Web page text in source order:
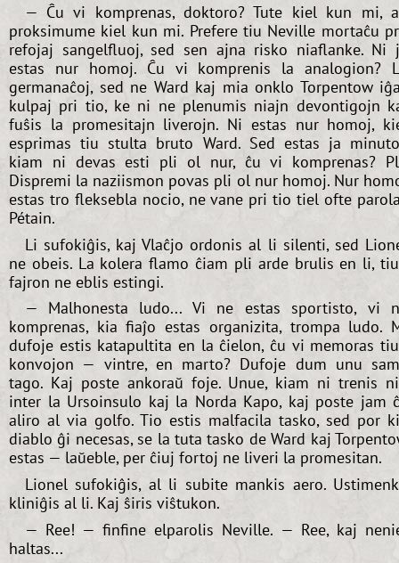
— Ĉu vi komprenas, doktoro? Tute kiel kun mi,
proksimume kiel kun mi. Prefere tiu Neville mortaĉu
refojaj sangelfluoj, sed sen ajna risko niaflanke. Ni
estas nur homoj. Ĉu vi komprenis la analogion?
germanaĉoj, sed ne Ward kaj mia onklo Torpentow
kulpaj pri tio, ke ni ne plenumis niajn devontigojn
fuŝis la promesitajn liverojn. Ni estas nur homoj,
esprimas tiu stulta bruto Ward. Sed estas ja
kiam ni devas esti pli ol nur, ĉu vi komprenas?
Dispremi la naziismon povas pli ol nur homoj. Nur
estas tro fleksebla nocio, ne vane pri tio tiel ofte
Pétain.
Li sufokiĝis, kaj Vlaĉjo ordonis al li silenti, sed
ne obeis. La kolera flamo ĉiam pli arde brulis en li,
fajron ne eblis estingi.
— Malhonesta ludo... Vi ne estas sportisto, vi
komprenas, kia fiaĵo estas organizita, trompa ludo.
dufoje estis katapultita en la ĉielon, ĉu vi memoras
konvojon — vintre, en marto? Dufoje dum unu
tago. Kaj poste ankoraŭ foje. Unue, kiam ni trenis
inter la Ursoinsulo kaj la Norda Kapo, kaj poste jam
aliro al via golfo. Tio estis malfacila tasko, sed por
diablo ĝi necesas, se la tuta tasko de Ward kaj
estas — laŭeble, per ĉiuj fortoj ne liveri la promesitan.
Lionel sufokiĝis, al li subite mankis aero.
kliniĝis al li. Kaj ŝiris viŝtukon.
— Ree! — finfine elparolis Neville. — Ree, kaj
haltas...